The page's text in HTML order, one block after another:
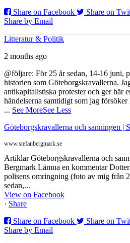
Share on Facebook
Share on
Share by Email
Litteratur & Politik
2 months ago
@följare: För 25 år sedan, 14-16 juni,
historien som Göteborgskravallerna.
antikapitalistiska protester och ger här
händelserna samtidigt som jag
... See MoreSee Less
Göteborgskravallerna och sanningen |
www.stefanbergmark.se
Artiklar Göteborgskravallerna och
Bergmark Lämna en kommentar
polisens omringning (foto av mig från
sedan,...
View on Facebook
· Share
Share on Facebook
Share on
Share by Email